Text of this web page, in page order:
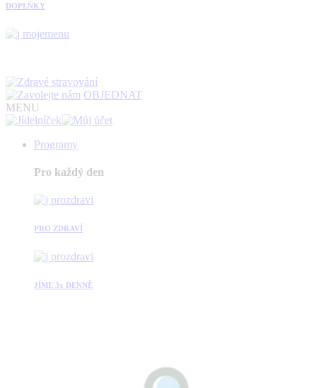
DOPLŇKY
OBJEDNAT
MENU
Programy
Pro každý den
PRO ZDRAVÍ
JÍME 3x DENNĚ